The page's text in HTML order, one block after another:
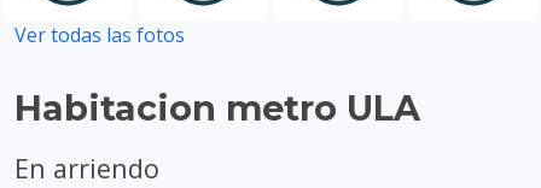
Ver todas las fotos
Habitacion metro ULA
En arriendo